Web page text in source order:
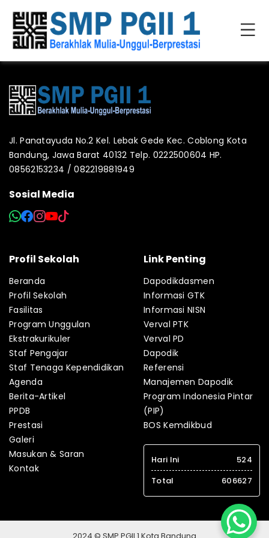
Jl. Panatayuda No.2 Kel. Lebak Gede Kec. Coblong Kota
Bandung, Jawa Barat 40132 Telp. 0222500604 HP.
08562153234 / 082219881949
Sosial Media
Profil Sekolah
Beranda
Profil Sekolah
Fasilitas
Program Unggulan
Ekstrakurikuler
Staf Pengajar
Staf Tenaga Kependidikan
Agenda
Berita-Artikel
PPDB
Prestasi
Galeri
Masukan & Saran
Kontak
Link Penting
Dapodikdasmen
Informasi GTK
Informasi NISN
Verval PTK
Verval PD
Dapodik
Referensi
Manajemen Dapodik
Program Indonesia Pintar
(PIP)
BOS Kemdikbud
Hari Ini
524
Total
606627